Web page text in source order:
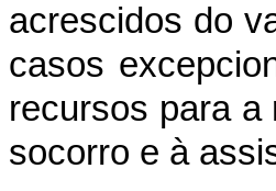
acrescidos do
casos
recursos para a
socorro e à